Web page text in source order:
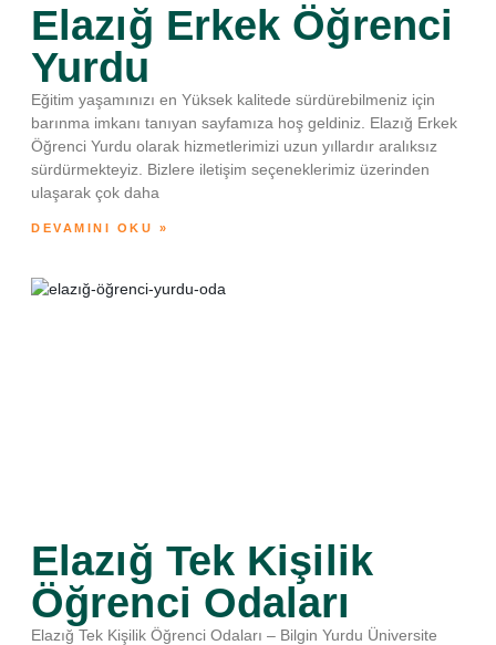
Elazığ Erkek Öğrenci
Yurdu
Eğitim yaşamınızı en Yüksek kalitede sürdürebilmeniz için
barınma imkanı tanıyan sayfamıza hoş geldiniz. Elazığ Erkek
Öğrenci Yurdu olarak hizmetlerimizi uzun yıllardır aralıksız
sürdürmekteyiz. Bizlere iletişim seçeneklerimiz üzerinden
ulaşarak çok daha
DEVAMINI OKU »
Elazığ Tek Kişilik
Öğrenci Odaları
Elazığ Tek Kişilik Öğrenci Odaları – Bilgin Yurdu Üniversite